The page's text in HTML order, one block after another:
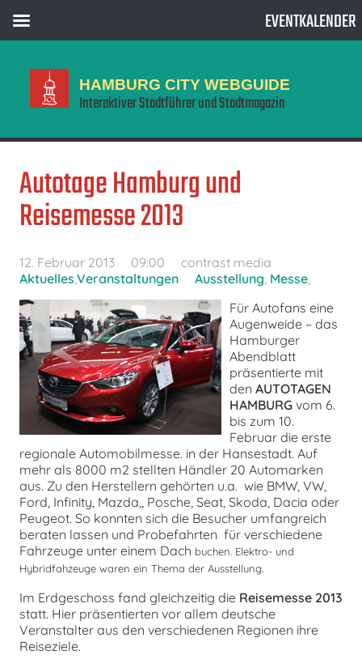
HAMBURG CITY WEBGUIDE
Interaktiver Stadtführer und Stadtmagazin
Autotage Hamburg und
Reisemesse 2013
12. Februar 2013 09:00
contrast media
Aktuelles Veranstaltungen Ausstellung Messe
Für Autofans eine
Augenweide – das
Hamburger
Abendblatt
präsentierte mit
den AUTOTAGEN
HAMBURG vom 6.
bis zum 10.
Februar die erste
regionale Automobilmesse. in der Hansestadt. Auf
mehr als 8000 m2 stellten Händler 20 Automarken
aus. Zu den Herstellern gehörten u.a. wie BMW, VW,
Ford, Infinity, Mazda,, Posche, Seat, Skoda, Dacia oder
Peugeot. So konnten sich die Besucher umfangreich
beraten lassen und Probefahrten für verschiedene
Fahrzeuge unter einem Dach buchen. Elektro- und
Hybridfahzeuge waren ein Thema der Ausstellung.
Im Erdgeschoss fand gleichzeitig die Reisemesse 2013
statt. Hier präsentierten vor allem deutsche
Veranstalter aus den verschiedenen Regionen ihre
Reiseziele.
EVENTKALENDER